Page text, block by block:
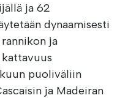
ja 62
dynaamisesti
ja
puoliväliin
ja Madeiran